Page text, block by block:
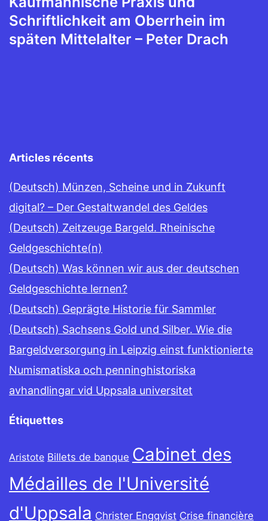
Schriftlichkeit am Oberrhein im
späten Mittelalter – Peter Drach
Articles récents
(Deutsch) Münzen, Scheine und in Zukunft
digital? – Der Gestaltwandel des Geldes
(Deutsch) Zeitzeuge Bargeld. Rheinische
Geldgeschichte(n)
(Deutsch) Was können wir aus der deutschen
Geldgeschichte lernen?
(Deutsch) Geprägte Historie für Sammler
(Deutsch) Sachsens Gold und Silber. Wie die
Bargeldversorgung in Leipzig einst funktionierte
Numismatiska och penninghistoriska
avhandlingar vid Uppsala universitet
Étiquettes
Aristote Billets de banque Cabinet des
Médailles de l'Université
d'Uppsala Christer Engqvist Crise financière